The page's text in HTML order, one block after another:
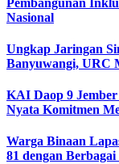
Nasional
Ungkap Jaringan
Banyuwangi, URC
KAI Daop 9
Nyata Komitmen
Warga Binaan
81 dengan